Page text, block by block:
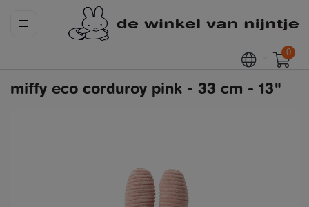
0
miffy eco corduroy pink - 33 cm - 13"